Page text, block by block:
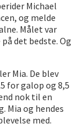
Michael
og melde
Målet var
det bedste. Og
Mia. De blev
for galop og 8,5
nok til en
Mia og hendes
med.